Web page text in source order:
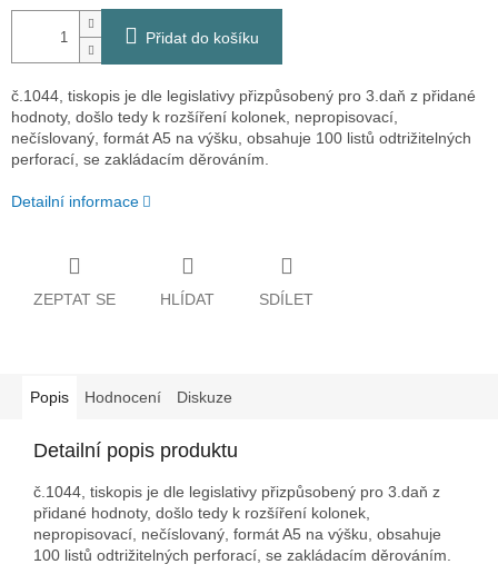
Přidat do košíku
č.1044, tiskopis je dle legislativy přizpůsobený pro 3.daň z přidané
hodnoty, došlo tedy k rozšíření kolonek, nepropisovací,
nečíslovaný, formát A5 na výšku, obsahuje 100 listů odtrižitelných
perforací, se zakládacím děrováním.
Detailní informace
ZEPTAT SE HLÍDAT SDÍLET
Popis Hodnocení Diskuze
Detailní popis produktu
č.1044, tiskopis je dle legislativy přizpůsobený pro 3.daň z
přidané hodnoty, došlo tedy k rozšíření kolonek,
nepropisovací, nečíslovaný, formát A5 na výšku, obsahuje
100 listů odtrižitelných perforací, se zakládacím děrováním.